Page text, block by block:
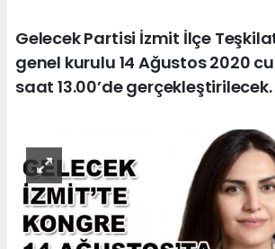
Gelecek Partisi İzmit İlçe
genel kurulu 14 Ağustos 2020
saat 13.00’de gerçekleştirilecek.